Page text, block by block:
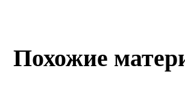
Похожие